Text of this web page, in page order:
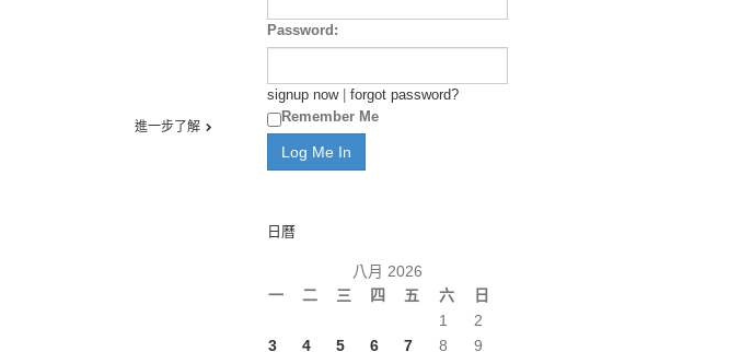
進一步了解
Password:
signup now| forgot password?
Remember Me
日曆
八月 2026
一
二 三 四 五 六 日
1
2
3
4 5 6 7 8
9